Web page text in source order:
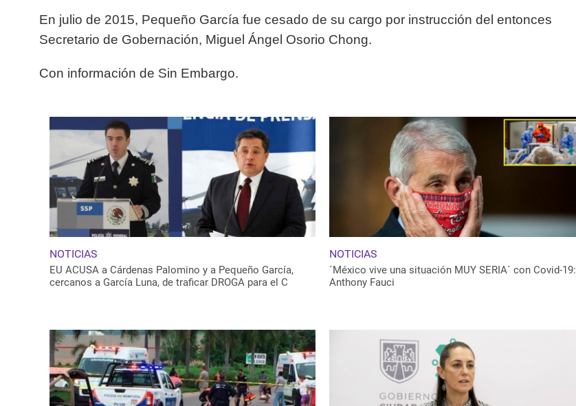
En julio de 2015, Pequeño García fue cesado de su cargo por instrucción del entonces
Secretario de Gobernación, Miguel Ángel Osorio Chong.
Con información de Sin Embargo.
NOTICIAS
EU ACUSA a Cárdenas Palomino y a Pequeño García,
cercanos a García Luna, de traficar DROGA para el C
NOTICIAS
´México vive una situación MUY SERIA´ con Covid-19:
Anthony Fauci